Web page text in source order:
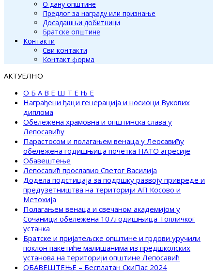
О дану општине
Предлог за награду или признање
Досадашњи добитници
Братске општине
Контакти
Сви контакти
Контакт форма
АКТУЕЛНО
О Б А В Е Ш Т Е Њ Е
Награђени ђаци генерација и носиоци Вукових
диплома
Обележена храмовна и општинска слава у
Лепосавићу
Парастосом и полагањем венаца у Леосавићу
обележена годишњица почетка НАТО агресије
Обавештење
Лепосавић прославио Светог Василија
Додела подстицаја за подршку развоју привреде и
предузетништва на територији АП Косово и
Метохија
Полагањем венаца и свечаном академијом у
Сочаници обележена 107.годишњица Топличког
устанка
Братске и пријатељске општине и грдови уручили
поклон пакетиће малишанима из предшколских
установа на територији општине Лепосавић
ОБАВЕШТЕЊЕ – Бесплатан СкиПас 2024